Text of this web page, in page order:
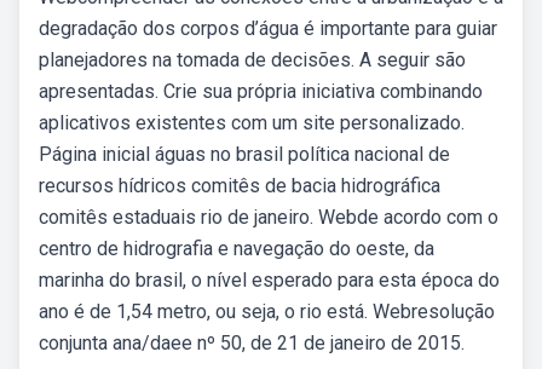
degradação dos corpos d’água é importante para guiar
planejadores na tomada de decisões. A seguir são
apresentadas. Crie sua própria iniciativa combinando
aplicativos existentes com um site personalizado.
Página inicial águas no brasil política nacional de
recursos hídricos comitês de bacia hidrográfica
comitês estaduais rio de janeiro. Webde acordo com o
centro de hidrografia e navegação do oeste, da
marinha do brasil, o nível esperado para esta época do
ano é de 1,54 metro, ou seja, o rio está. Webresolução
conjunta ana/daee nº 50, de 21 de janeiro de 2015.